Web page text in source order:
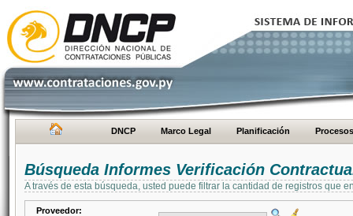
DNCP Marco Legal Planificación Procesos
Búsqueda Informes Verificación
A través de esta búsqueda, usted puede filtrar la cantidad de registros que
Proveedor: